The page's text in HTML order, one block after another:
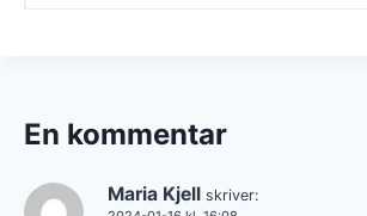
En kommentar
Maria Kjell skriver: